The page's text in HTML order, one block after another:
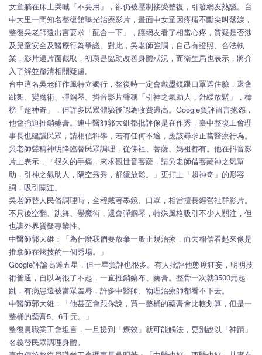
女童躺在床上哭喊「不要用」，卻仍被壓制接受整復，引發網友熱議。台
中大里一間知名整復館曝光治療影片，畫面中女童因疼痛不斷尖叫落淚，
整復吳老師還出言要求「配合一下」，讓網友看了相當心疼，質疑是否涉
及兒童安全及醫療行為爭議。對此，吳老師強調，自己有證照、合法執
業，影片遭片面截取，初衷是協助改善身體狀況，而衛生局也表示，將介
入了解並釐清相關疑慮。
台中這名吳老師作風特立獨行，整復時一定會戴墨鏡跟口罩遮住臉，還會
跳舞、變魔術、彈鋼琴。抖音影片聲稱「引神之氣助人，舒緩放鬆」，標
榜「超神奇」，但許多民眾體驗後認為收費過高。Google負評留言抱怨，
他會強迫推銷藥膏。連中醫師郭大維都批評像是在作秀，臺中整復工會理
事長也建議民眾，請相信科學，若有任何不適，應該尋求正當醫療行為。
吳老師聲稱神明降臨替民眾調理，從佛祖、菩薩、媽祖都有。他在抖音影
片上表示，「很久的手痛，來求觀世音菩薩，請吳老師借菩薩神之氣幫
助，引神之氣助人，隔空秀秀，舒緩放鬆。」更打上「超神奇」的形容
詞，吸引關注。
吳老師替人民俗調理時，全程戴著墨鏡、口罩，相當擅長經營社群影片。
不只後空翻、跳舞、變魔術，還會彈鋼琴，特殊風格吸引不少人關注，但
也讓外界質疑專業性。
中醫師郭大維：「為什麼我們要放棄一般正規治療，而去相信看起來像是
推拿師在炫技的一個秀場。」
Google評論高達五星，但一星負評也很多。有人批評他態度狂妄，明明技
術普通，自以為很了不起，一直推銷藥布、藥膏。整骨一次就3500元起
跳，有病患還被當眾羞辱，許多中醫師、物理治療師都看不下去。
中醫師郭大維：「他甚至會跟你說，買一整桶的藥膏會比較划算，但是一
整桶的藥膏5、6千元。」
整復員職業工會坦言，一旦提到「療效」就可能觸法，更別說以「神蹟」
名義替民眾調理身體。